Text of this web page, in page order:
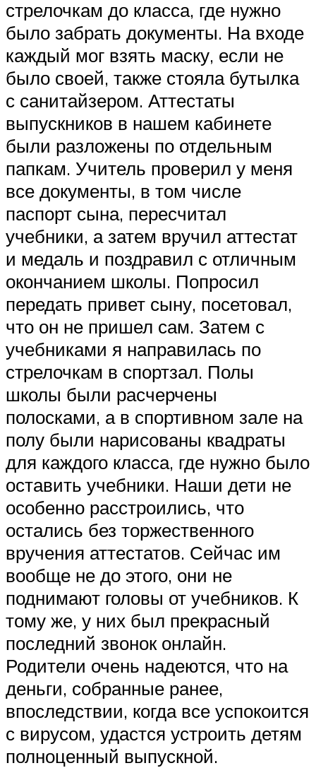
стрелочкам до класса, где нужно
было забрать документы. На входе
каждый мог взять маску, если не
было своей, также стояла бутылка
с санитайзером. Аттестаты
выпускников в нашем кабинете
были разложены по отдельным
папкам. Учитель проверил у меня
все документы, в том числе
паспорт сына, пересчитал
учебники, а затем вручил аттестат
и медаль и поздравил с отличным
окончанием школы. Попросил
передать привет сыну, посетовал,
что он не пришел сам. Затем с
учебниками я направилась по
стрелочкам в спортзал. Полы
школы были расчерчены
полосками, а в спортивном зале на
полу были нарисованы квадраты
для каждого класса, где нужно было
оставить учебники. Наши дети не
особенно расстроились, что
остались без торжественного
вручения аттестатов. Сейчас им
вообще не до этого, они не
поднимают головы от учебников. К
тому же, у них был прекрасный
последний звонок онлайн.
Родители очень надеются, что на
деньги, собранные ранее,
впоследствии, когда все успокоится
с вирусом, удастся устроить детям
полноценный выпускной.